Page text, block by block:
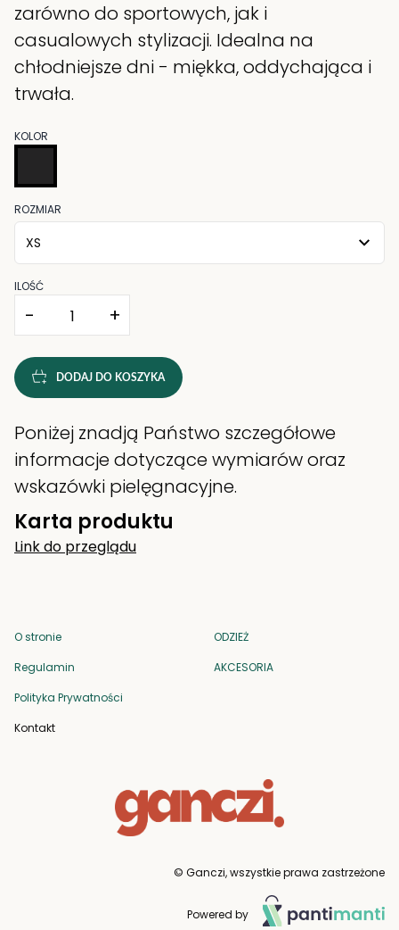
zarówno do sportowych, jak i
casualowych stylizacji. Idealna na
chłodniejsze dni - miękka, oddychająca i
trwała.
KOLOR
ROZMIAR
XS
ILOŚĆ
- +
DODAJ DO KOSZYKA
Poniżej znadją Państwo szczegółowe
informacje dotyczące wymiarów oraz
wskazówki pielęgnacyjne.
Karta produktu
Link do przeglądu
O stronie
Regulamin
Polityka Prywatności
Kontakt
ODZIEŻ
AKCESORIA
© Ganczi, wszystkie prawa zastrzeżone
Powered by